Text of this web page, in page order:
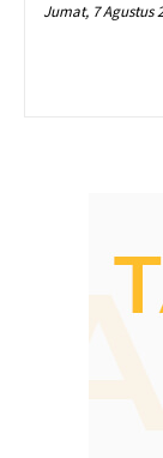
Jumat, 7 Agustus